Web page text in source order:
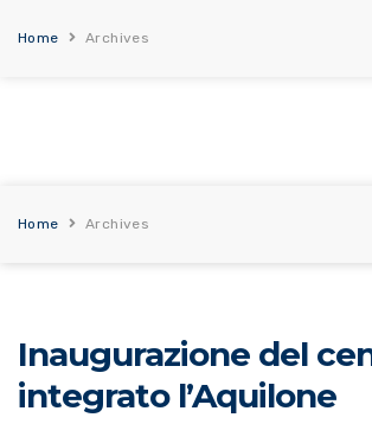
Home Archives
Home Archives
Inaugurazione del
integrato l’Aquilone